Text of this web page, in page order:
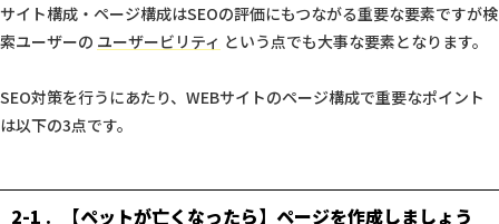
サイト構成・ページ構成はSEOの評価にもつながる重要な要素ですが検
索ユーザーの ユーザービリティ という点でも大事な要素となります。
SEO対策を行うにあたり、WEBサイトのページ構成で重要なポイント
は以下の3点です。
2-1 【ペットが亡くなったら】ページを作成しましょう